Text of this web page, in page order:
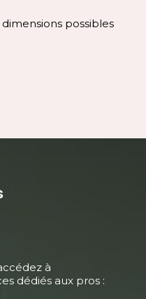
possibles
à
dédiés aux pros :